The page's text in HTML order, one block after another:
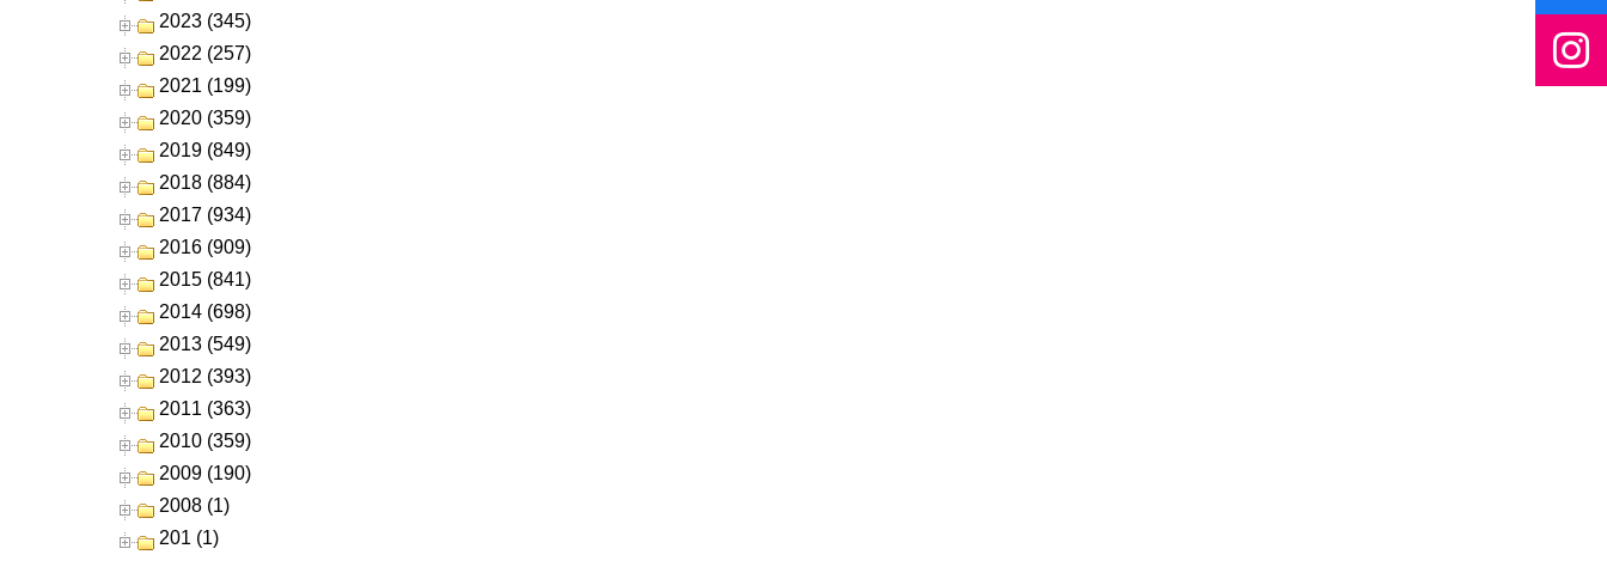
2023 (345)
2022 (257)
2021 (199)
2020 (359)
2019 (849)
2018 (884)
2017 (934)
2016 (909)
2015 (841)
2014 (698)
2013 (549)
2012 (393)
2011 (363)
2010 (359)
2009 (190)
2008 (1)
201 (1)